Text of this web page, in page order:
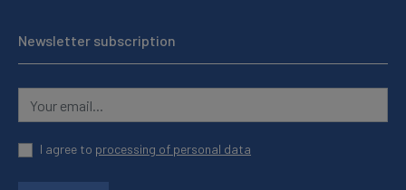
Newsletter subscription
I agree to processing of personal data